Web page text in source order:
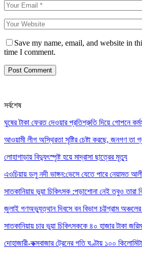
Save my name, email, and website in
time I comment.
সর্বশেষ
ঘুষের টাকা ফেরত দেওয়ার প্রতিশ্রুতি দিয়ে গোপনে
আওয়ামী লীগ অস্থিরতা সৃষ্টির চেষ্টা করছে, জনগণ তা
লোহাগাড়ায় বিদ্যুৎস্পৃষ্ট হয়ে মাদ্রাসা ছাত্রের মৃত্যু
এওচিয়ায় ডলু নদী ভাঙ্গন:ভেসে যেতে পারে নেয়ামত
সাতকানিয়ায় ভূয়া চিকিৎসক :পড়াশোনা নেই তবুও তারা
জুলাই গণঅভ্যুত্থান দিবসে বন বিভাগ চট্টগ্রাম
সাতকানিয়ায় চার ভুয়া চিকিৎসককে ৪০ হাজার টাকা
দোহাজারী-কক্সবাজার ট্রেনের গতি ঘণ্টায় ১০০